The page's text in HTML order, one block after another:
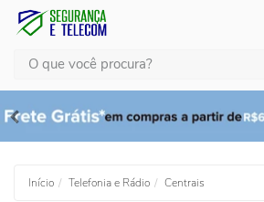
Busca
Início Telefonia e Rádio Centrais